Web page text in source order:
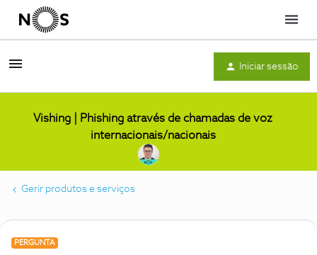
Menu
Iniciar sessão
Vishing | Phishing através de chamadas de voz
internacionais/nacionais
Gerir produtos e serviços
PERGUNTA